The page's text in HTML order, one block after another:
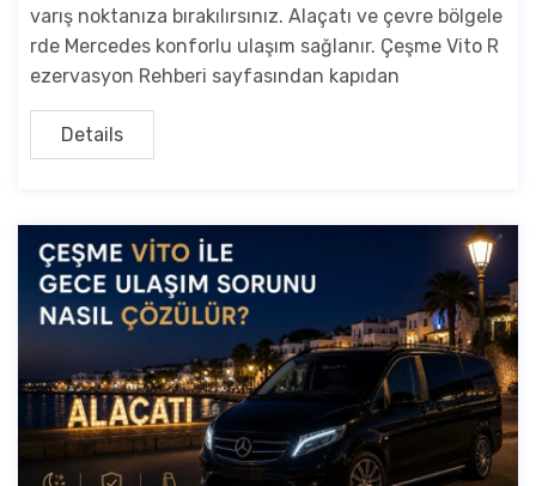
varış noktanıza bırakılırsınız. Alaçatı ve çevre bölgele
rde Mercedes konforlu ulaşım sağlanır. Çeşme Vito R
ezervasyon Rehberi sayfasından kapıdan
Details